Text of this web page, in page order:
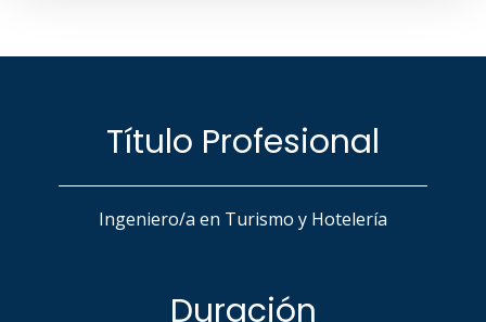
Título Profesional
Ingeniero/a en Turismo y Hotelería
Duración